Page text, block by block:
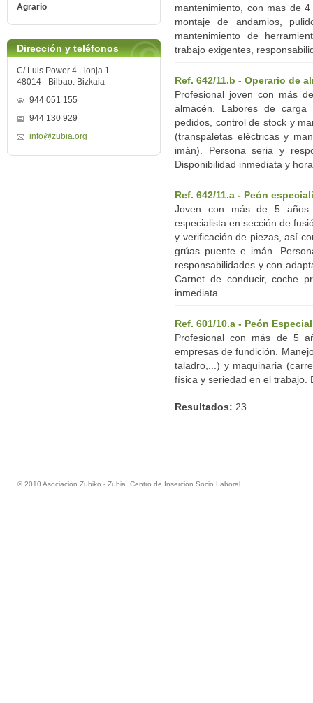
Agrario
Dirección y teléfonos
C/ Luis Power 4 - lonja 1.
48014 - Bilbao. Bizkaia
944 051 155
944 130 929
info@zubia.org
mantenimiento, con mas de
montaje de andamios,
mantenimiento de
trabajo exigentes,
Ref. 642/11.b - Operario de
Profesional joven con más
almacén. Labores de
pedidos, control de stock y
(transpaletas eléctricas y
imán). Persona seria y
Disponibilidad inmediata y
Ref. 642/11.a - Peón
Joven con más de 5 años
especialista en sección de
y verificación de piezas, así
grúas puente e imán.
responsabilidades y con
Carnet de conducir, coche
inmediata.
Ref. 601/10.a - Peón
Profesional con más de 5
empresas de fundición.
taladro,...) y maquinaria
física y seriedad en el trabajo.
Resultados: 23
© 2010 Asociación Zubiko - Zubia. Centro de Inserción Socio Laboral